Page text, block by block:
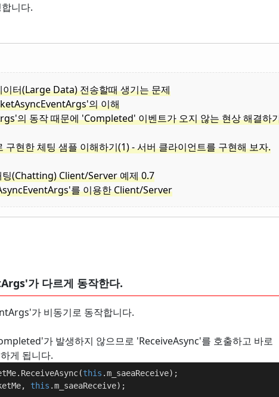
니다.
터(Large Data) 전송할때 생기는 문제
의 이해
의 동작 때문에 'Completed' 이벤트가 오지 않는 현상 해결하
현한 체팅 샘플 이해하기(1) - 서버 클라이언트를 구현해 보자.
(Chatting) Client/Server 예제 0.7
를 이용한 Client/Server
가 다르게 동작한다.
가 비동기로 동작합니다.
가 발생하지 않으므로 'ReceiveAsync'를 호출하고 바로
게 됩니다.
this .m_saeaReceive);
this .m_saeaReceive);